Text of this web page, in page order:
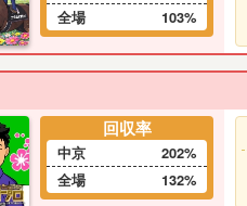
全場
103%
回収率
中京
202%
全場
132%